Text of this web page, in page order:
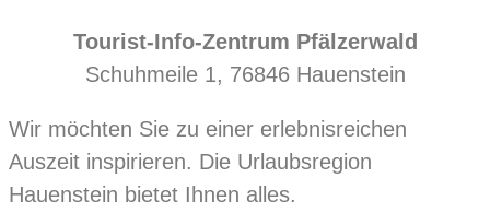
Tourist-Info-Zentrum Pfälzerwald
Schuhmeile 1, 76846 Hauenstein
Wir möchten Sie zu einer erlebnisreichen
Auszeit inspirieren. Die Urlaubsregion
Hauenstein bietet Ihnen alles.